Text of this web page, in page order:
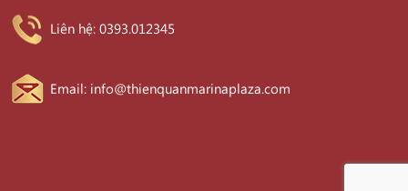
Liên hệ: 0393.012345
Email: info@thienquanmarinaplaza.com